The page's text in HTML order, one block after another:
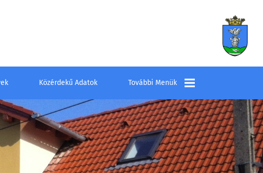
Közérdekű Adatok További Menük
Település
Elérhetőségek